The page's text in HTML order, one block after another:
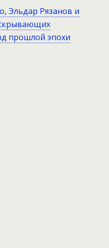
Эльдар Рязанов и
прошлой эпохи